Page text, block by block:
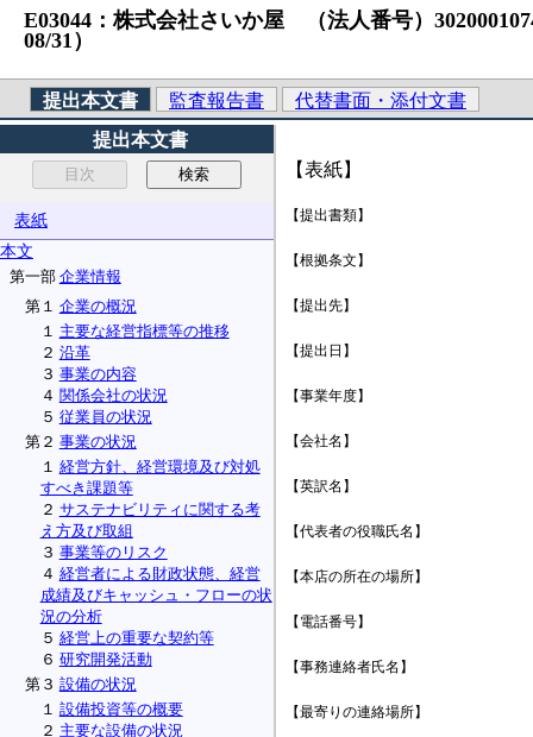
E03044：株式会社さいか屋 （法人番号）
08/31）
提出本文書 監査報告書
代替書面・添付文書
提出本文書